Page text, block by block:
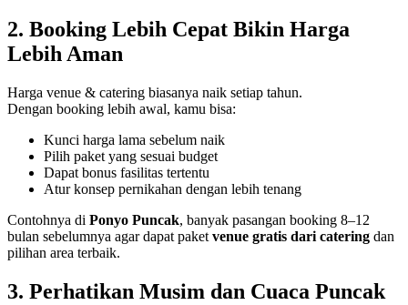
2. Booking Lebih Cepat Bikin Harga
Lebih Aman
Harga venue & catering biasanya naik setiap tahun.
Dengan booking lebih awal, kamu bisa:
Kunci harga lama sebelum naik
Pilih paket yang sesuai budget
Dapat bonus fasilitas tertentu
Atur konsep pernikahan dengan lebih tenang
Contohnya di Ponyo Puncak, banyak pasangan booking 8–12
bulan sebelumnya agar dapat paket venue gratis dari catering dan
pilihan area terbaik.
3. Perhatikan Musim dan Cuaca Puncak